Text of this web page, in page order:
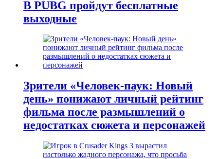
В PUBG пройдут бесплатные
выходные
Зрители «Человек-паук: Новый
день» понижают личный рейтинг
фильма после размышлений о
недостатках сюжета и персонажей